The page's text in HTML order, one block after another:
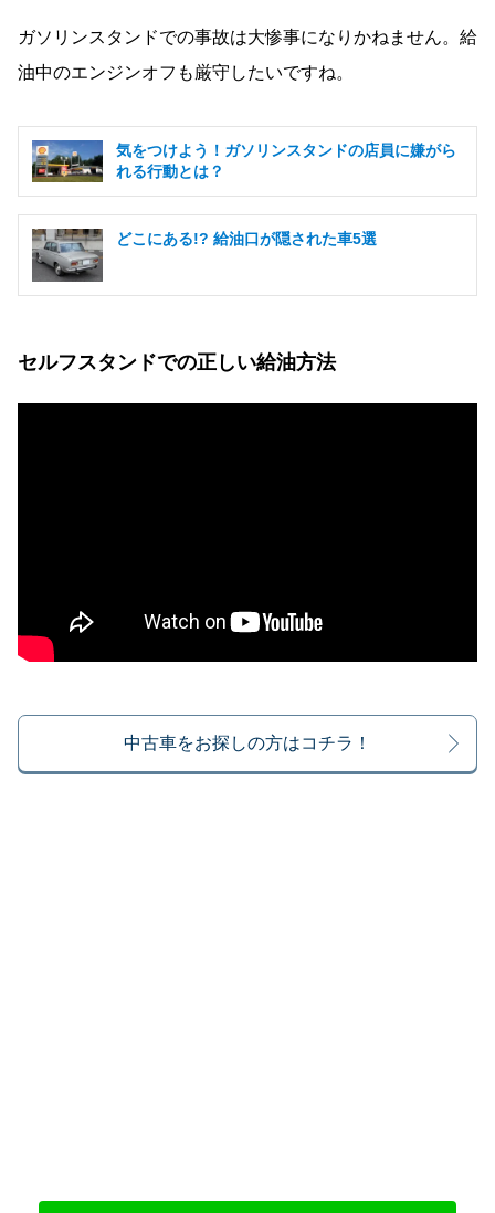
ガソリンスタンドでの事故は大惨事になりかねません。給
油中のエンジンオフも厳守したいですね。
気をつけよう！ガソリンスタンドの店員に嫌がら
れる行動とは？
どこにある!? 給油口が隠された車5選
セルフスタンドでの正しい給油方法
中古車をお探しの方はコチラ！